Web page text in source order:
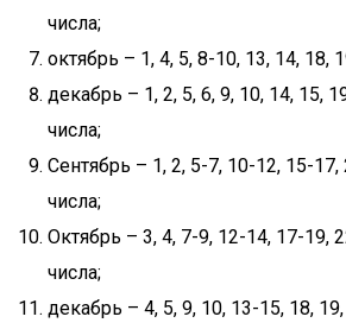
числа;
октябрь – 1, 4, 5, 8-10, 13, 14, 18,
декабрь – 1, 2, 5, 6, 9, 10, 14, 15,
числа;
Сентябрь – 1, 2, 5-7, 10-12, 15-17,
числа;
Октябрь – 3, 4, 7-9, 12-14, 17-19,
числа;
декабрь – 4, 5, 9, 10, 13-15, 18,